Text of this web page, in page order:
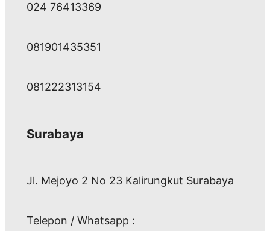
024 76413369
081901435351
081222313154
Surabaya
Jl. Mejoyo 2 No 23 Kalirungkut Surabaya
Telepon / Whatsapp :